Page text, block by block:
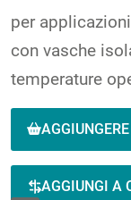
per
con vasche
temperature
AGGIUNGI A